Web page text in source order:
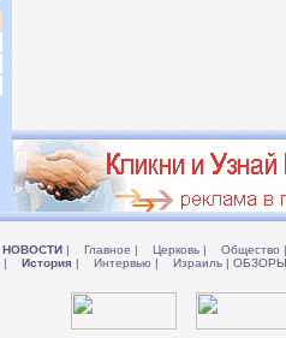
НОВОСТИ | Главное | Церковь | Общество |
| История | Интервью | Израиль |